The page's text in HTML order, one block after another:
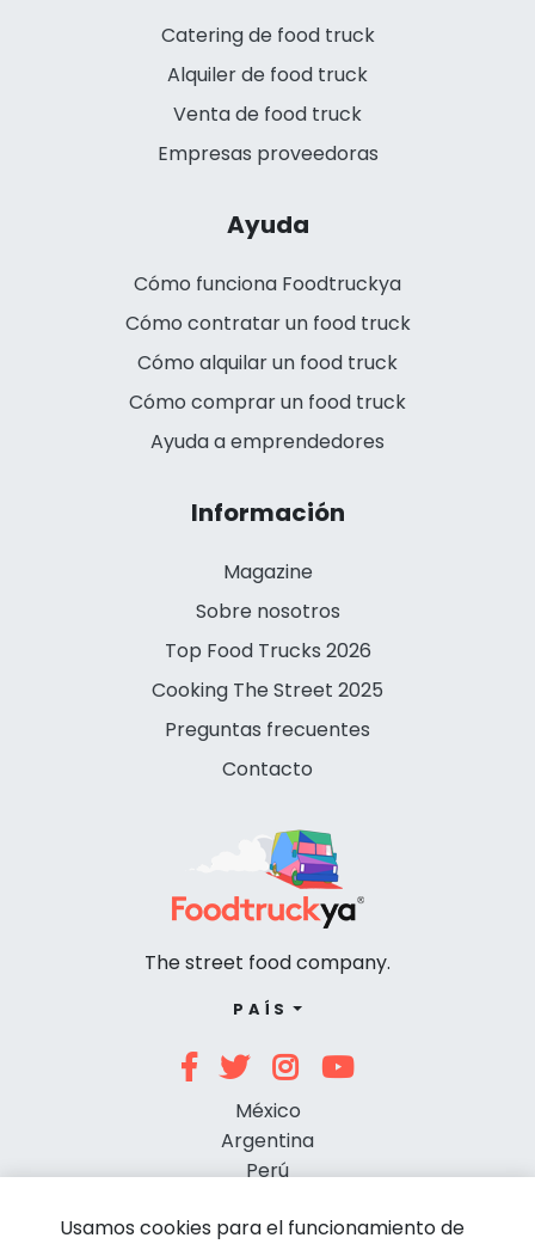
Catering de food truck
Alquiler de food truck
Venta de food truck
Empresas proveedoras
Ayuda
Cómo funciona Foodtruckya
Cómo contratar un food truck
Cómo alquilar un food truck
Cómo comprar un food truck
Ayuda a emprendedores
Información
Magazine
Sobre nosotros
Top Food Trucks 2026
Cooking The Street 2025
Preguntas frecuentes
Contacto
The street food company.
PAÍS
México
Argentina
Perú
Usamos cookies para el funcionamiento de